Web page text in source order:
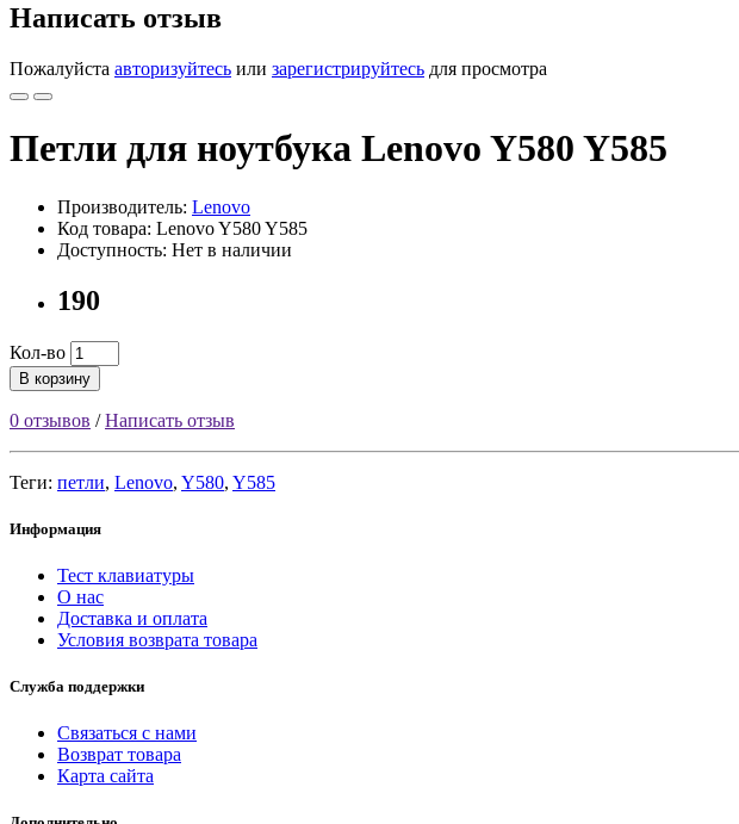
Написать отзыв
Пожалуйста авторизуйтесь или зарегистрируйтесь для просмотра
Петли для ноутбука Lenovo Y580 Y585
Производитель: Lenovo
Код товара: Lenovo Y580 Y585
Доступность: Нет в наличии
190
Кол-во
В корзину
0 отзывов /Написать отзыв
Теги: петли, Lenovo, Y580, Y585
Информация
Тест клавиатуры
О нас
Доставка и оплата
Условия возврата товара
Служба поддержки
Связаться с нами
Возврат товара
Карта сайта